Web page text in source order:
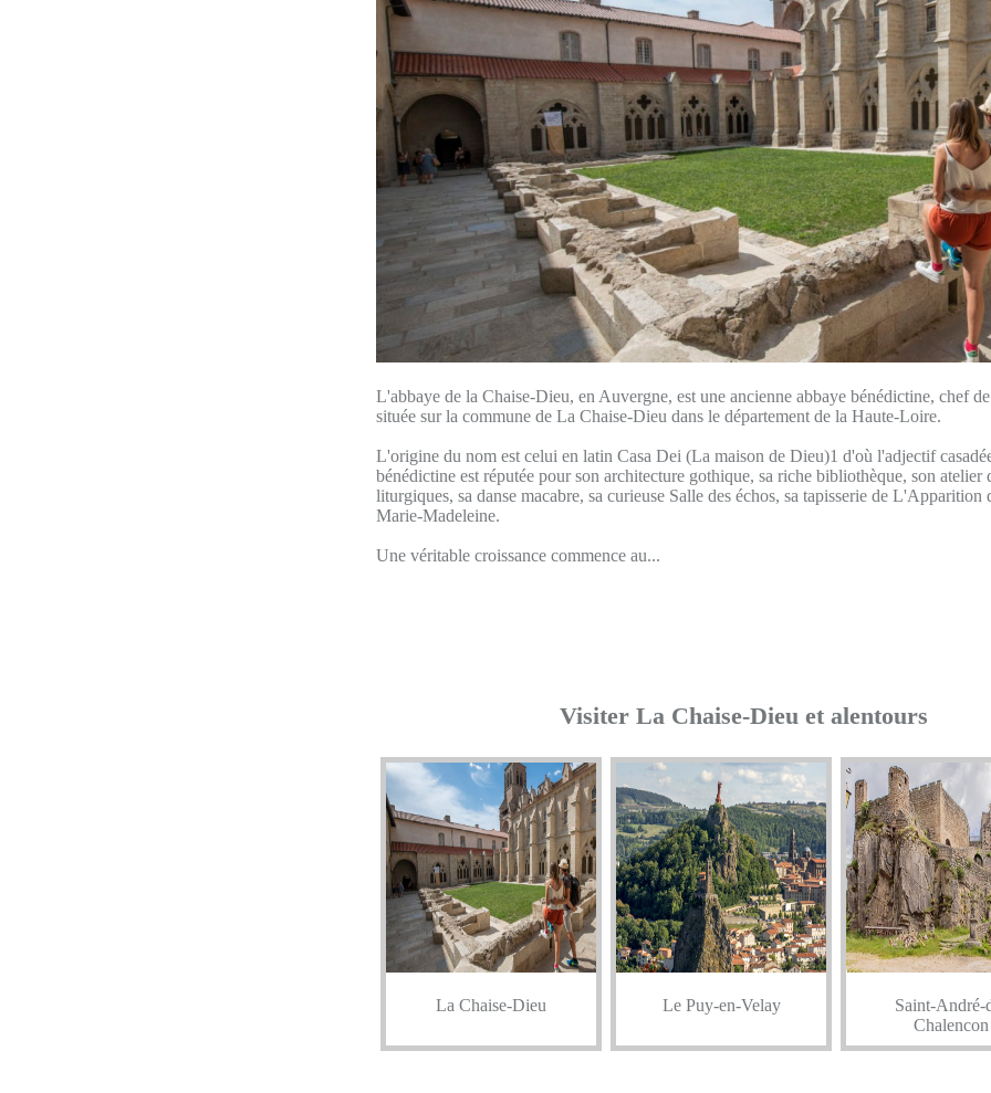
L'abbaye de la Chaise-Dieu, en Auvergne, est une ancienne abbaye bénédictine, chef
située sur la commune de La Chaise-Dieu dans le département de la Haute-Loire.
L'origine du nom est celui en latin Casa Dei (La maison de Dieu)1 d'où l'adjectif
bénédictine est réputée pour son architecture gothique, sa riche bibliothèque, son atelier
liturgiques, sa danse macabre, sa curieuse Salle des échos, sa tapisserie de L'Apparition
Marie-Madeleine.
Une véritable croissance commence au...
Visiter La Chaise-Dieu et alentours
La Chaise-Dieu Le Puy-en-Velay
Saint-André-
Chalencon